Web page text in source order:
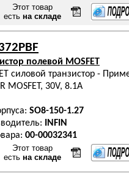
Этот товар
есть на складе
полевой MOSFET
силовой транзистор -
MOSFET, 30V, 8.1A
SO8-150-1.27
INFIN
00-00032341
Этот товар
есть на складе